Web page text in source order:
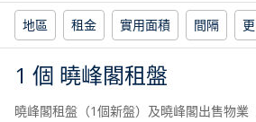
地區 租金 實用面積 間隔
1 個 曉峰閣租盤
曉峰閣租盤（1個新盤）及曉峰閣出售物業